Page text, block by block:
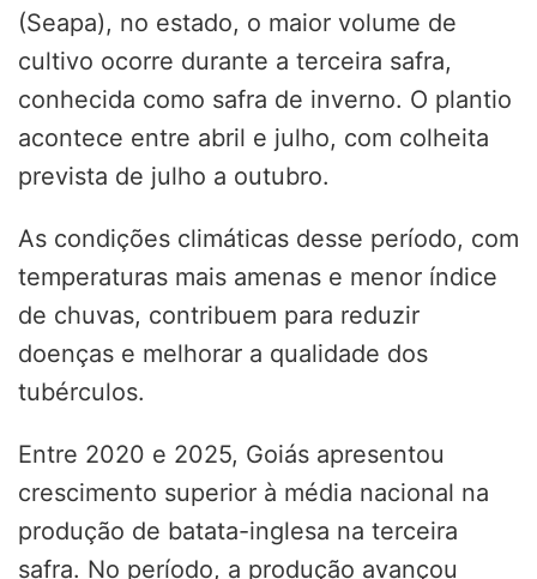
(Seapa), no estado, o maior volume de
cultivo ocorre durante a terceira safra,
conhecida como safra de inverno. O plantio
acontece entre abril e julho, com colheita
prevista de julho a outubro.
As condições climáticas desse período, com
temperaturas mais amenas e menor índice
de chuvas, contribuem para reduzir
doenças e melhorar a qualidade dos
tubérculos.
Entre 2020 e 2025, Goiás apresentou
crescimento superior à média nacional na
produção de batata-inglesa na terceira
safra. No período, a produção avançou